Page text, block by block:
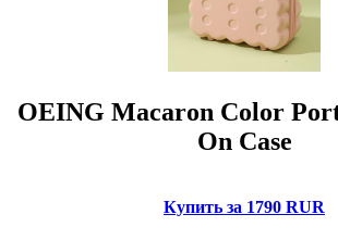
OEING Macaron Color
On Case
Купить за 1790 RUR